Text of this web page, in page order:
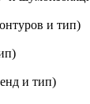
и тип)
и тип)